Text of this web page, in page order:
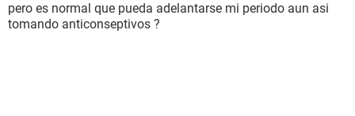
pero es normal que pueda adelantarse mi periodo aun asi
tomando anticonseptivos ?